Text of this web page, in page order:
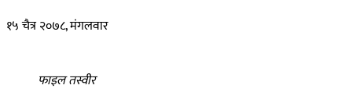
१५ चैत्र २०७८, मंगलवार
फाइल तस्वीर